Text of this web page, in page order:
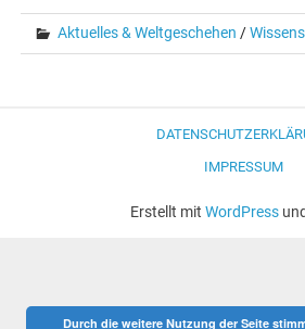
Aktuelles & Weltgeschehen /
IMPRESSUM
Erstellt mit WordPressund
Durch die weitere Nutzung der Seite